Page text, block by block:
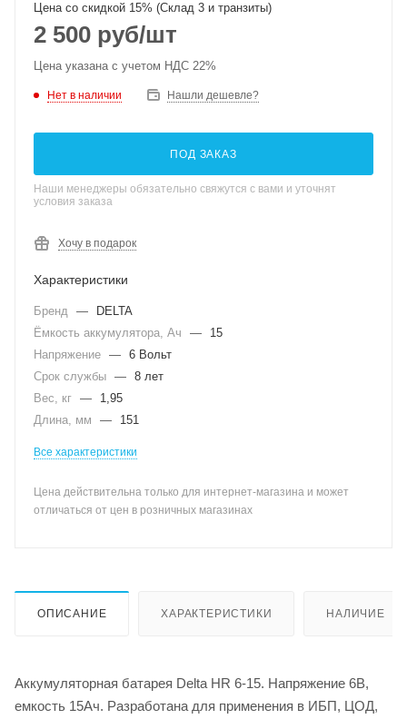
Цена со скидкой 15% (Склад 3 и транзиты)
2 500 руб/шт
Цена указана с учетом НДС 22%
Нет в наличии Нашли дешевле?
ПОД ЗАКАЗ
Наши менеджеры обязательно свяжутся с вами и уточнят
условия заказа
Хочу в подарок
Характеристики
Бренд —
DELTA
Ёмкость аккумулятора, Ач
—
15
Напряжение — 6 Вольт
Срок службы — 8 лет
Вес, кг —
1,95
Длина, мм
— 151
Все характеристики
Цена действительна только для интернет-магазина и может
отличаться от цен в розничных магазинах
ОПИСАНИЕ ХАРАКТЕРИСТИКИ НАЛИЧИЕ
Аккумуляторная батарея Delta HR 6-15. Напряжение 6В,
емкость 15Ач. Разработана для применения в ИБП, ЦОД,